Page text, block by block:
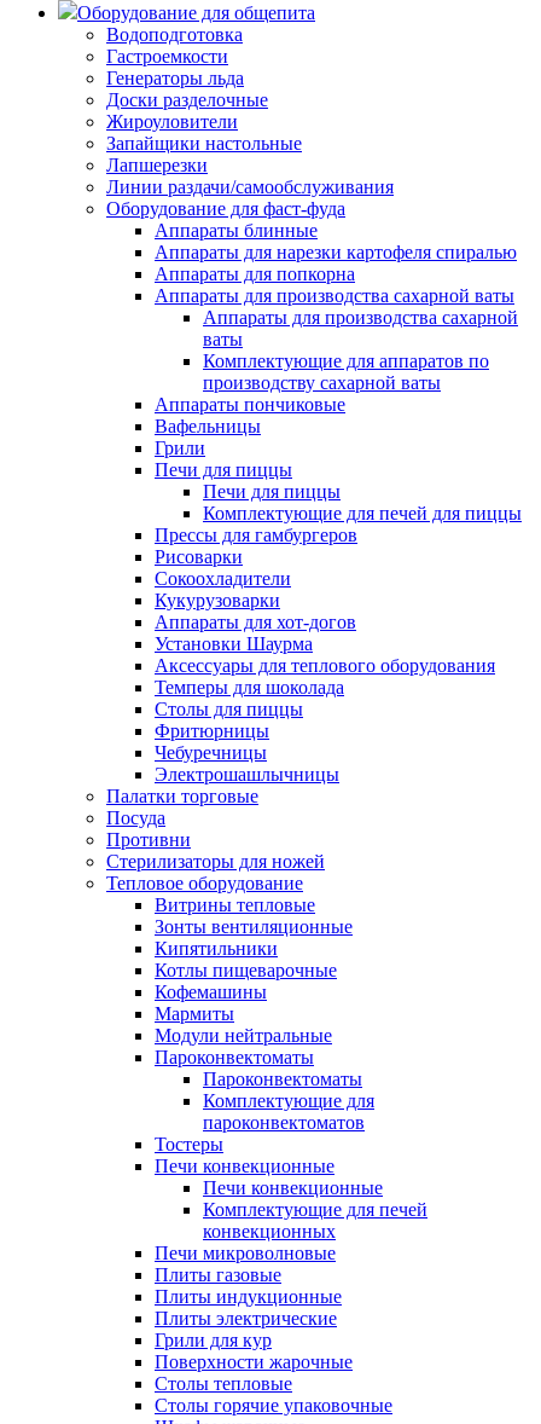
Оборудование для общепита
Водоподготовка
Гастроемкости
Генераторы льда
Доски разделочные
Жироуловители
Запайщики настольные
Лапшерезки
Линии раздачи/самообслуживания
Оборудование для фаст-фуда
Аппараты блинные
Аппараты для нарезки картофеля спиралью
Аппараты для попкорна
Аппараты для производства сахарной ваты
Аппараты для производства сахарной
ваты
Комплектующие для аппаратов по
производству сахарной ваты
Аппараты пончиковые
Вафельницы
Грили
Печи для пиццы
Печи для пиццы
Комплектующие для печей для пиццы
Прессы для гамбургеров
Рисоварки
Сокоохладители
Кукурузоварки
Аппараты для хот-догов
Установки Шаурма
Аксессуары для теплового оборудования
Темперы для шоколада
Столы для пиццы
Фритюрницы
Чебуречницы
Электрошашлычницы
Палатки торговые
Посуда
Противни
Стерилизаторы для ножей
Тепловое оборудование
Витрины тепловые
Зонты вентиляционные
Кипятильники
Котлы пищеварочные
Кофемашины
Мармиты
Модули нейтральные
Пароконвектоматы
Пароконвектоматы
Комплектующие для
пароконвектоматов
Тостеры
Печи конвекционные
Печи конвекционные
Комплектующие для печей
конвекционных
Печи микроволновые
Плиты газовые
Плиты индукционные
Плиты электрические
Грили для кур
Поверхности жарочные
Столы тепловые
Столы горячие упаковочные